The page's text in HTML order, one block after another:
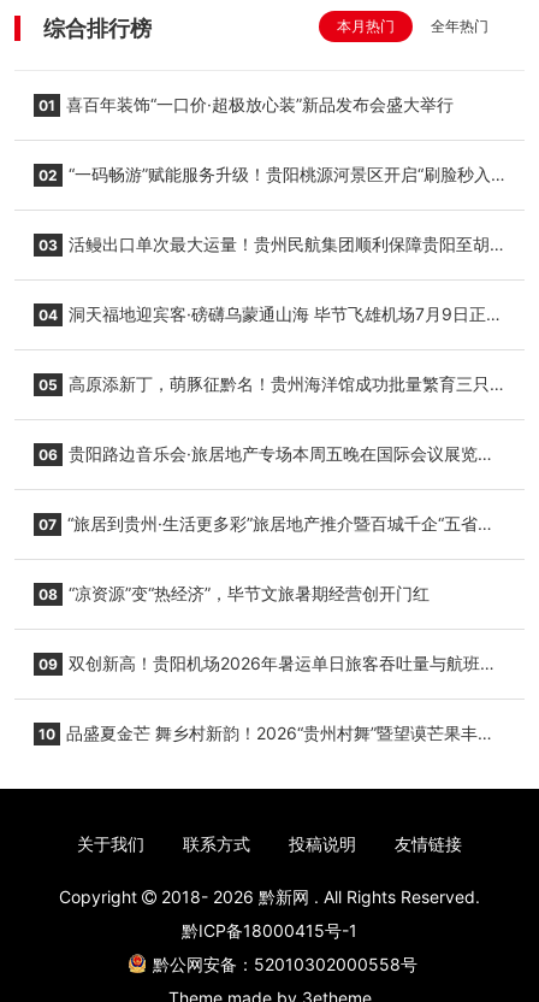
综合排行榜 本月热门 全年热门
01 喜百年装饰“一口价·超极放心装”新品发布会盛大举行
02 “一码畅游”赋能服务升级！贵阳桃源河景区开启“刷脸秒入
03 活鳗出口单次最大运量！贵州民航集团顺利保障贵阳至胡
04 洞天福地迎宾客·磅礴乌蒙通山海 毕节飞雄机场7月9日正式
05 高原添新丁，萌豚征黔名！贵州海洋馆成功批量繁育三只
06 贵阳路边音乐会·旅居地产专场本周五晚在国际会议展览中
07 “旅居到贵州·生活更多彩”旅居地产推介暨百城千企“五省
08 “凉资源”变“热经济”，毕节文旅暑期经营创开门红
09 双创新高！贵阳机场2026年暑运单日旅客吞吐量与航班起
10 品盛夏金芒 舞乡村新韵！2026“贵州村舞”暨望谟芒果丰收
关于我们 联系方式 投稿说明 友情链接
Copyright 2018- 2026 黔新网 . All Rights Reserved.
黔ICP备18000415号-1
黔公网安备：52010302000558号
Theme made by 3etheme